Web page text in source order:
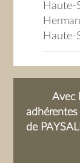
Haute-
Haute-
Avec
adhérentes
de